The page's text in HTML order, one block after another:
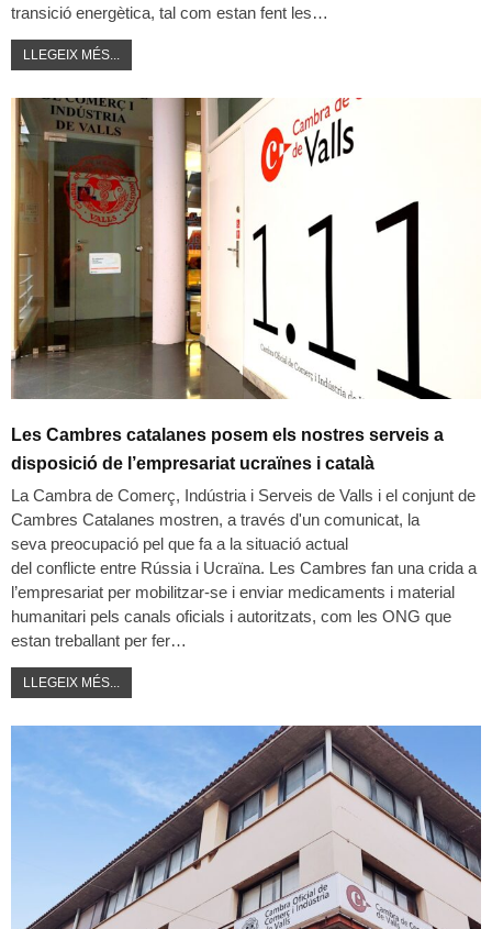
transició energètica, tal com estan fent les…
LLEGEIX MÉS...
Les Cambres catalanes posem els nostres serveis a
disposició de l’empresariat ucraïnes i català
La Cambra de Comerç, Indústria i Serveis de Valls i el conjunt de
Cambres Catalanes mostren, a través d'un comunicat, la
seva preocupació pel que fa a la situació actual
del conflicte entre Rússia i Ucraïna. Les Cambres fan una crida a
l’empresariat per mobilitzar-se i enviar medicaments i material
humanitari pels canals oficials i autoritzats, com les ONG que
estan treballant per fer…
LLEGEIX MÉS...